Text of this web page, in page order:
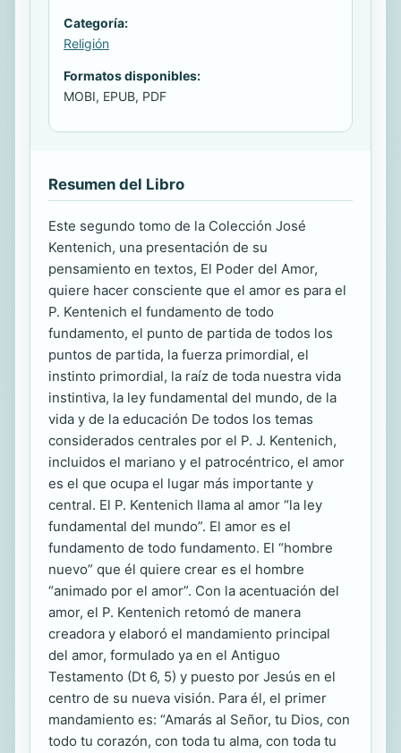
Categoría:
Religión
Formatos disponibles:
MOBI, EPUB, PDF
Resumen del Libro
Este segundo tomo de la Colección José
Kentenich, una presentación de su
pensamiento en textos, El Poder del Amor,
quiere hacer consciente que el amor es para el
P. Kentenich el fundamento de todo
fundamento, el punto de partida de todos los
puntos de partida, la fuerza primordial, el
instinto primordial, la raíz de toda nuestra vida
instintiva, la ley fundamental del mundo, de la
vida y de la educación De todos los temas
considerados centrales por el P. J. Kentenich,
incluidos el mariano y el patrocéntrico, el amor
es el que ocupa el lugar más importante y
central. El P. Kentenich llama al amor “la ley
fundamental del mundo”. El amor es el
fundamento de todo fundamento. El “hombre
nuevo” que él quiere crear es el hombre
“animado por el amor”. Con la acentuación del
amor, el P. Kentenich retomó de manera
creadora y elaboró el mandamiento principal
del amor, formulado ya en el Antiguo
Testamento (Dt 6, 5) y puesto por Jesús en el
centro de su nueva visión. Para él, el primer
mandamiento es: “Amarás al Señor, tu Dios, con
todo tu corazón, con toda tu alma, con toda tu